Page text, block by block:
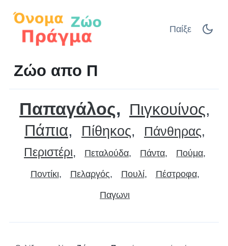
Παίξε
Ζώο απο Π
Παπαγάλος
Πιγκουίνος
Πάπια
Πίθηκος Πάνθηρας
Περιστέρι Πεταλούδα Πάντα Πούμα
Ποντίκι Πελαργός Πουλί Πέστροφα
Παγωνι